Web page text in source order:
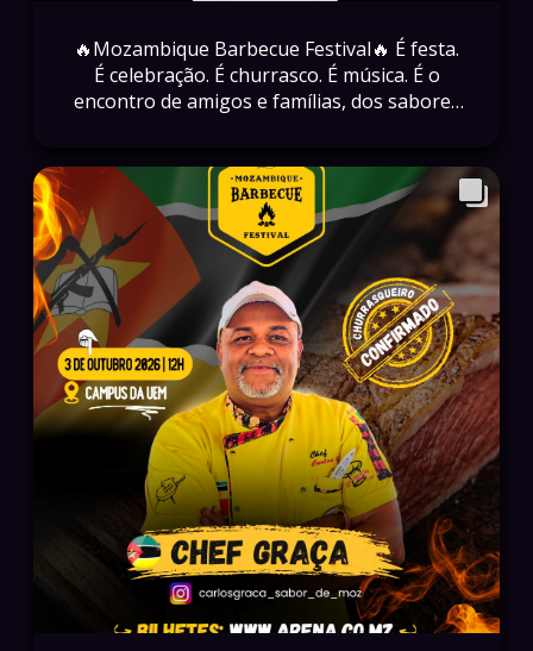
🔥Mozambique Barbecue Festival🔥 É festa.
É celebração. É churrasco. É música. É o
encontro de amigos e famílias, dos sabores
12H 🎟️ Garanta já o seu bilhete em:
www.arena.co.mz
#MozambiqueBarbecueFestival #MBF2026
#ChurrascoEMusica #ExperienciaMBF
#VivaOMBF